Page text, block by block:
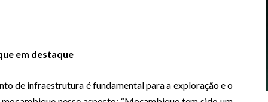
em destaque
de infraestrutura é fundamental para a exploração e o